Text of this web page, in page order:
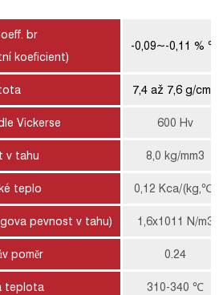
br
koeficient)
-0,09~-0,11 % ℃
7,4 až 7,6 g/cm3
Vickerse 600 Hv
v tahu 8,0 kg/mm3
teplo 0,12 Kca/(kg,℃)
pevnost v tahu) 1,6x1011 N/m3
poměr 0.24
teplota 310-340 ℃